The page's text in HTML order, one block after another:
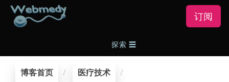
订阅
探索 ☰
博客首页 医疗技术